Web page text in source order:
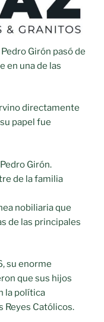
Girón pasó de
en una de las
directamente
papel fue
Girón.
de la familia
nobiliaria que
de las principales
su enorme
que sus hijos
la política
Reyes Católicos.